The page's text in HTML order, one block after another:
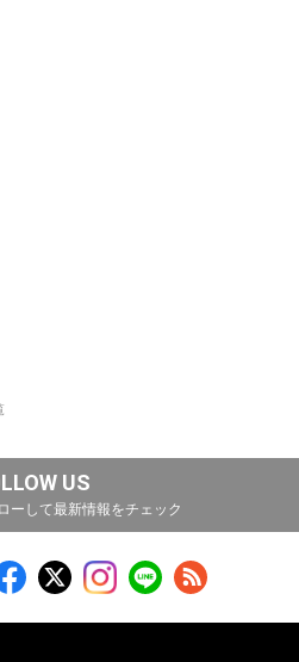
US
ーして最新情報をチェック